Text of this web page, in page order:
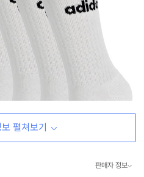
펼쳐보기
판매자 정보